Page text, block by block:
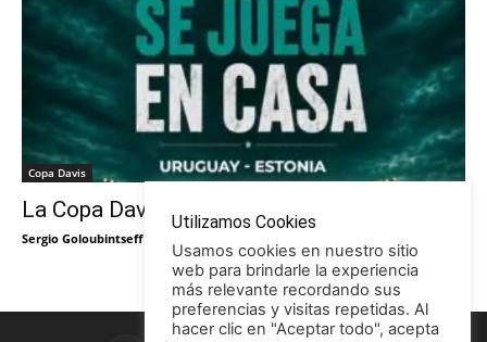
Copa Davis
La Copa Davis vuelve al Círculo
Sergio Goloubintseff
Utilizamos Cookies
Usamos cookies en nuestro sitio
web para brindarle la experiencia
más relevante recordando sus
preferencias y visitas repetidas. Al
hacer clic en "Aceptar todo", acepta